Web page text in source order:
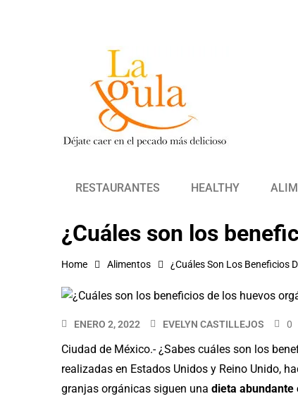
RESTAURANTES HEALTHY
¿Cuáles son los
Home Alimentos ¿Cuáles Son Los Beneficios
ENERO 2, 2022 EVELYN CASTILLEJOS 0
Ciudad de México.- ¿Sabes cuáles son los
realizadas en Estados Unidos y Reino Unido,
granjas orgánicas siguen una dieta abundante